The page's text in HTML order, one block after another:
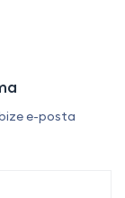
e-posta